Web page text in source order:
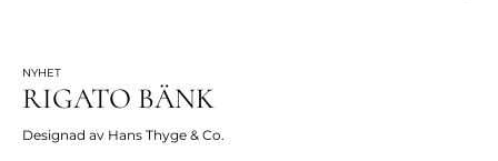
NYHET
RIGATO BÄNK
Designad av Hans Thyge & Co.